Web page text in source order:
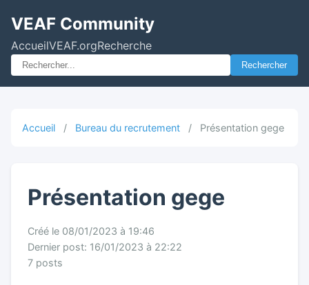
VEAF Community
AccueilVEAF.orgRecherche
Rechercher
Accueil / Bureau du recrutement / Présentation gege
Présentation gege
Créé le 08/01/2023 à 19:46
Dernier post: 16/01/2023 à 22:22
7 posts